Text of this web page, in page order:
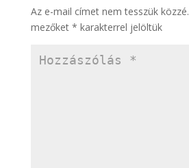
Az e-mail címet nem tesszük közzé.
mezőket * karakterrel jelöltük